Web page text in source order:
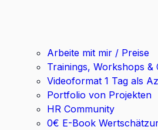
Arbeite mit mir / Preise
Trainings, Workshops &
Videoformat 1 Tag als
Portfolio von Projekten
HR Community
0€ E-Book